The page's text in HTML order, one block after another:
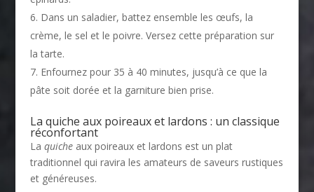
Dans un saladier, battez ensemble les œufs, la
crème, le sel et le poivre. Versez cette préparation sur
la tarte.
Enfournez pour 35 à 40 minutes, jusqu’à ce que la
pâte soit dorée et la garniture bien prise.
La quiche aux poireaux et lardons : un classique
réconfortant
La quicheaux poireaux et lardons est un plat
traditionnel qui ravira les amateurs de saveurs rustiques
et généreuses.